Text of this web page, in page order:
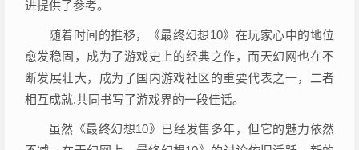
进提供了参考。
随着时间的推移，《最终幻想10》在玩家心中的地位
愈发稳固，成为了游戏史上的经典之作，而天幻网也在不
断发展壮大，成为了国内游戏社区的重要代表之一，二者
相互成就,共同书写了游戏界的一段佳话。
虽然《最终幻想10》已经发售多年，但它的魅力依然